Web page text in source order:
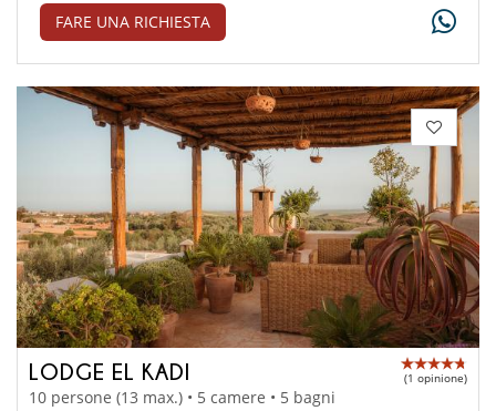
FARE UNA RICHIESTA
LODGE EL KADI (1 opinione)
10 persone (13 max.) • 5 camere • 5 bagni